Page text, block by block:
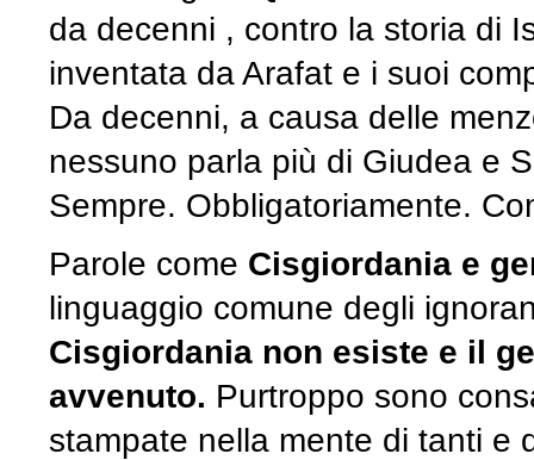
da decenni , contro la storia di
inventata da Arafat e i suoi
Da decenni, a causa delle
nessuno parla più di Giudea e
Sempre. Obbligatoriamente.
Parole come Cisgiordania e
linguaggio comune degli
Cisgiordania non esiste e il
avvenuto. Purtroppo sono
stampate nella mente di tanti e